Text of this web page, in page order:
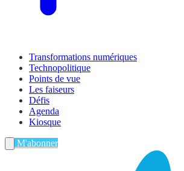
Transformations numériques
Technopolitique
Points de vue
Les faiseurs
Défis
Agenda
Kiosque
M'abonner